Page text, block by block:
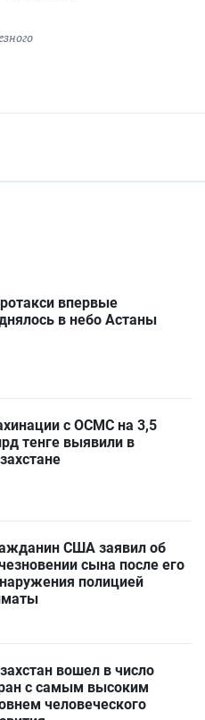
впервые
в небо Астаны
с ОСМС на 3,5
тенге выявили в
США заявил об
сына после его
полицией
вошел в число
с самым высоким
человеческого